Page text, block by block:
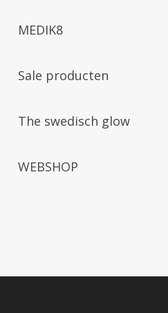
MEDIK8
Sale producten
The swedisch glow
WEBSHOP